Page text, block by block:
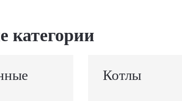
категории
Котлы